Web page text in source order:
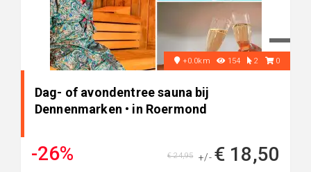
+0.0km 154 2 0
Dag- of avondentree sauna bij
Dennenmarken • in Roermond
-26% +/- € 18,50
€ 24,95